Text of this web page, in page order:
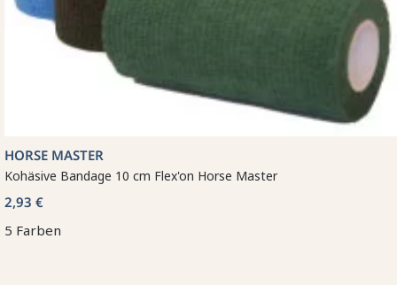
HORSE MASTER
Kohäsive Bandage 10 cm Flex'on Horse Master
2,93 €
5 Farben